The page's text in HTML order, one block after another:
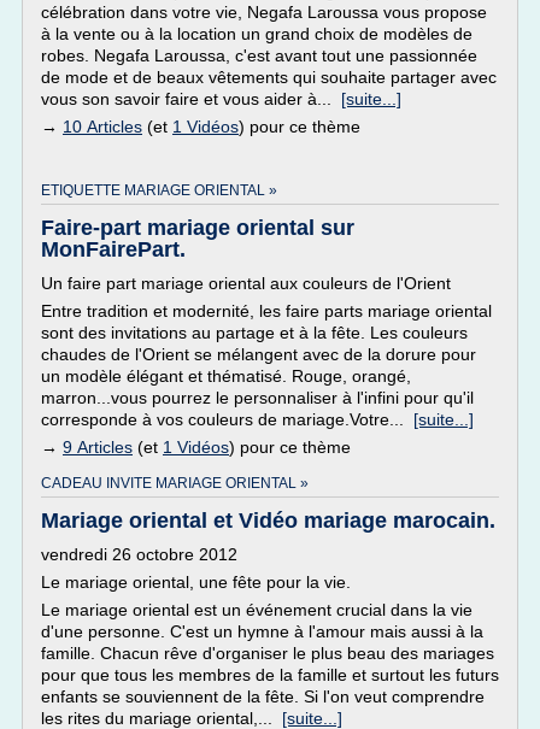
célébration dans votre vie, Negafa Laroussa vous propose
à la vente ou à la location un grand choix de modèles de
robes. Negafa Laroussa, c'est avant tout une passionnée
de mode et de beaux vêtements qui souhaite partager avec
vous son savoir faire et vous aider à... [suite...]
→ 10 Articles (et 1 Vidéos) pour ce thème
ETIQUETTE MARIAGE ORIENTAL »
Faire-part mariage oriental sur
MonFairePart.
Un faire part mariage oriental aux couleurs de l'Orient
Entre tradition et modernité, les faire parts mariage oriental
sont des invitations au partage et à la fête. Les couleurs
chaudes de l'Orient se mélangent avec de la dorure pour
un modèle élégant et thématisé. Rouge, orangé,
marron...vous pourrez le personnaliser à l'infini pour qu'il
corresponde à vos couleurs de mariage.Votre... [suite...]
→ 9 Articles (et 1 Vidéos) pour ce thème
CADEAU INVITE MARIAGE ORIENTAL »
Mariage oriental et Vidéo mariage marocain.
vendredi 26 octobre 2012
Le mariage oriental, une fête pour la vie.
Le mariage oriental est un événement crucial dans la vie
d'une personne. C'est un hymne à l'amour mais aussi à la
famille. Chacun rêve d'organiser le plus beau des mariages
pour que tous les membres de la famille et surtout les futurs
enfants se souviennent de la fête. Si l'on veut comprendre
les rites du mariage oriental,... [suite...]